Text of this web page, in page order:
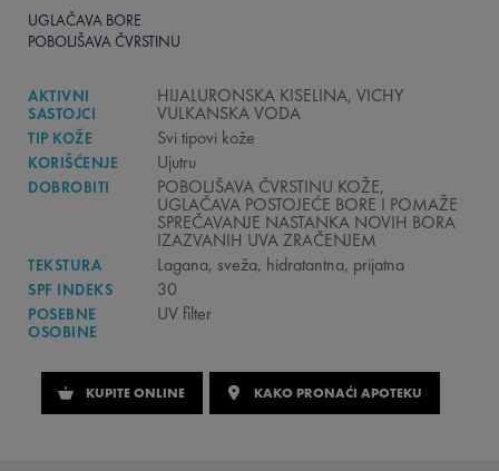
UGLAČAVA BORE
POBOLJŠAVA ČVRSTINU
AKTIVNI
SASTOJCI
HIJALURONSKA KISELINA, VICHY
VULKANSKA VODA
TIP KOŽE Svi tipovi kože
KORIŠĆENJE Ujutru
DOBROBITI POBOLJŠAVA ČVRSTINU KOŽE,
UGLAČAVA POSTOJEĆE BORE I POMAŽE
SPREČAVANJE NASTANKA NOVIH BORA
IZAZVANIH UVA ZRAČENJEM
TEKSTURA Lagana, sveža, hidratantna, prijatna
SPF INDEKS 30
POSEBNE
OSOBINE
UV filter
KUPITE ONLINE KAKO PRONAĆI APOTEKU